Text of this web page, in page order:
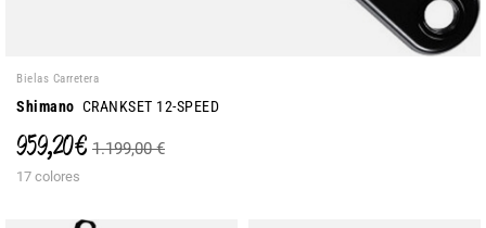
Bielas Carretera
Shimano CRANKSET 12-SPEED
959,20 € 1.199,00 €
17 colores